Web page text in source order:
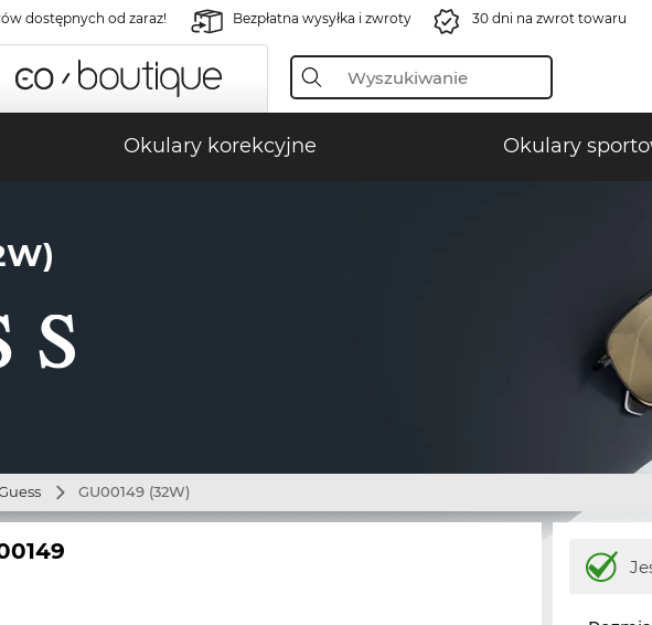
dostępnych od zaraz! Bezpłatna wysyłka i zwroty 30 dni na zwrot towaru
Okulary korekcyjne Okulary
GU00149 (32W)